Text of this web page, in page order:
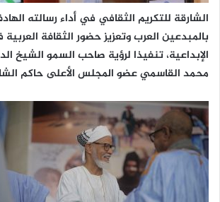
الشارقة للتكريم الثقافي في أداء رسالته
بالمبدعين العرب وتعزيز حضور الثقافة
الإبداعية، تنفيذا لرؤية صاحب السمو الشيخ
محمد القاسمي عضو المجلس الأعلى حاكم